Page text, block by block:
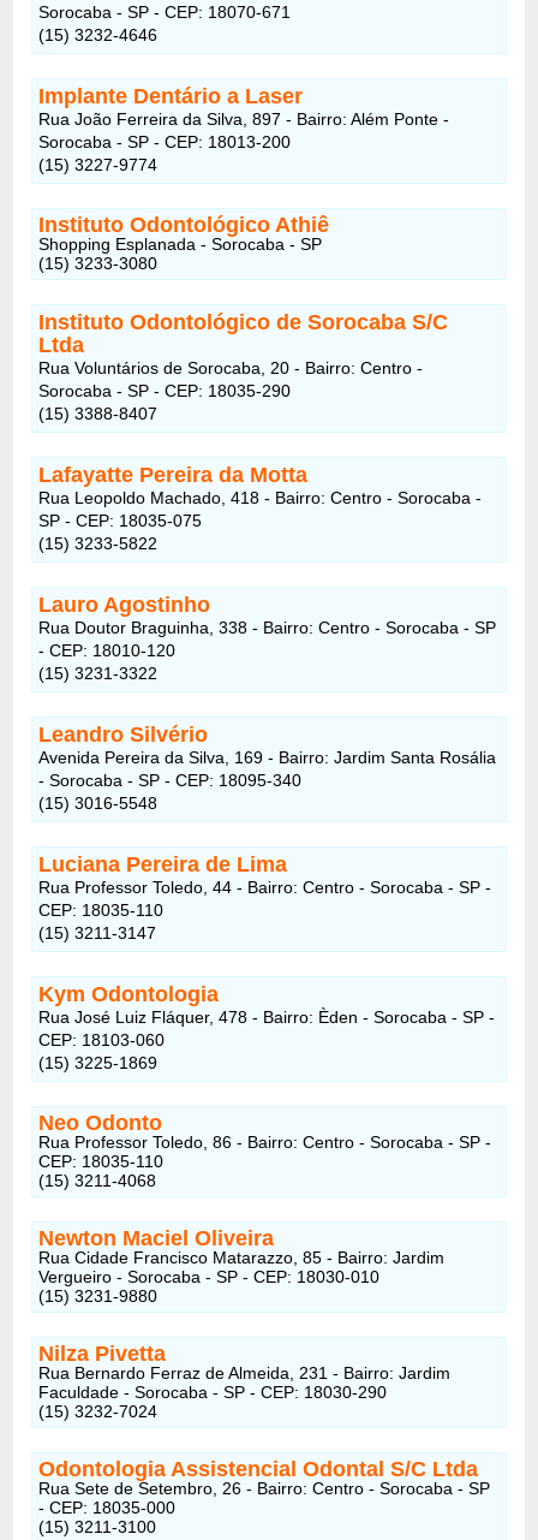
Sorocaba - SP - CEP: 18070-671
(15) 3232-4646
Implante Dentário a Laser
Rua João Ferreira da Silva, 897 - Bairro: Além Ponte -
Sorocaba - SP - CEP: 18013-200
(15) 3227-9774
Instituto Odontológico Athiê
Shopping Esplanada - Sorocaba - SP
(15) 3233-3080
Instituto Odontológico de Sorocaba S/C
Ltda
Rua Voluntários de Sorocaba, 20 - Bairro: Centro -
Sorocaba - SP - CEP: 18035-290
(15) 3388-8407
Lafayatte Pereira da Motta
Rua Leopoldo Machado, 418 - Bairro: Centro - Sorocaba -
SP - CEP: 18035-075
(15) 3233-5822
Lauro Agostinho
Rua Doutor Braguinha, 338 - Bairro: Centro - Sorocaba - SP
- CEP: 18010-120
(15) 3231-3322
Leandro Silvério
Avenida Pereira da Silva, 169 - Bairro: Jardim Santa Rosália
- Sorocaba - SP - CEP: 18095-340
(15) 3016-5548
Luciana Pereira de Lima
Rua Professor Toledo, 44 - Bairro: Centro - Sorocaba - SP -
CEP: 18035-110
(15) 3211-3147
Kym Odontologia
Rua José Luiz Fláquer, 478 - Bairro: Èden - Sorocaba - SP -
CEP: 18103-060
(15) 3225-1869
Neo Odonto
Rua Professor Toledo, 86 - Bairro: Centro - Sorocaba - SP -
CEP: 18035-110
(15) 3211-4068
Newton Maciel Oliveira
Rua Cidade Francisco Matarazzo, 85 - Bairro: Jardim
Vergueiro - Sorocaba - SP - CEP: 18030-010
(15) 3231-9880
Nilza Pivetta
Rua Bernardo Ferraz de Almeida, 231 - Bairro: Jardim
Faculdade - Sorocaba - SP - CEP: 18030-290
(15) 3232-7024
Odontologia Assistencial Odontal S/C Ltda
Rua Sete de Setembro, 26 - Bairro: Centro - Sorocaba - SP
- CEP: 18035-000
(15) 3211-3100